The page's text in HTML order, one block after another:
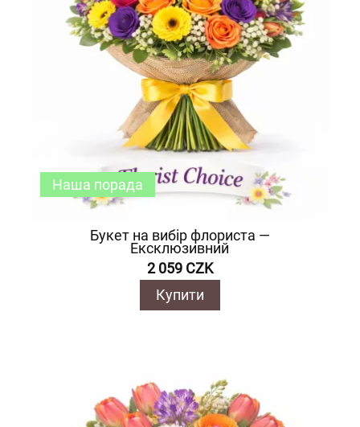
Букет на вибір флориста —
Ексклюзивний
2 059 CZK
Купити
Наша порада